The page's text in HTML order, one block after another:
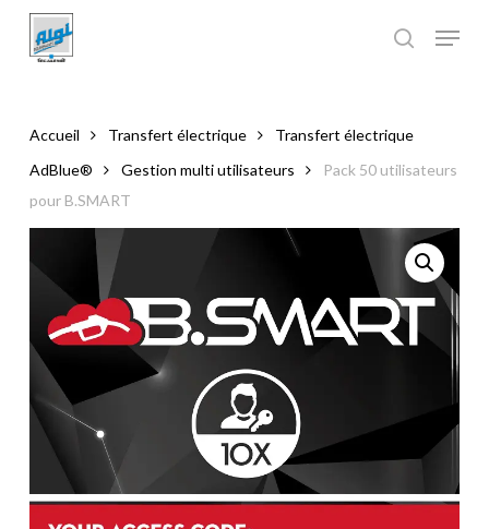
main
Accueil Transfert électrique
Transfert électrique
AdBlue®
Gestion multi utilisateurs
Pack 50 utilisateurs
pour B.SMART